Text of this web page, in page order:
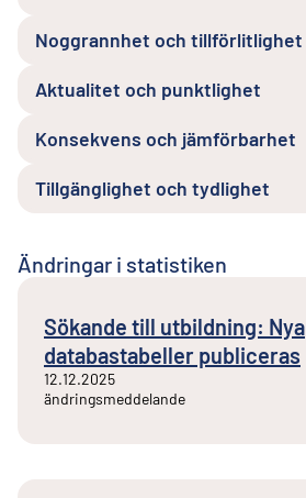
Noggrannhet och tillförlitlighet
Aktualitet och punktlighet
Konsekvens och jämförbarhet
Tillgänglighet och tydlighet
Ändringar i statistiken
Sökande till utbildning: Nya
databastabeller publiceras
12.12.2025
ändringsmeddelande